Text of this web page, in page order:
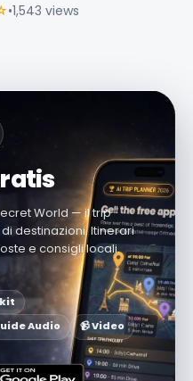
•1,543 views
World — il trip
destinazioni. Itinerari
e consigli locali.
Audio 📹 Video